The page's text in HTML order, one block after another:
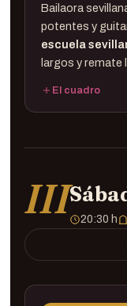
Bailaora
potentes y
escuela
largos y remate
El cuadro
Baile · Yaiza
III 20:30 h